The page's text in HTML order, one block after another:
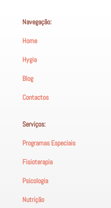
Navegação:
Home
Hygia
Blog
Contactos
Serviços:
Programas Especiais
Fisioterapia
Psicologia
Nutrição